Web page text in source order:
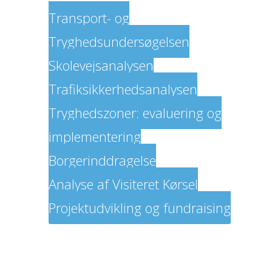
Transport- og
Tryghedsundersøgelsen
Skolevejsanalysen
Trafiksikkerhedsanalysen
Tryghedszoner: evaluering og
implementering
Borgerinddragelse
Analyse af Visiteret Kørsel
Projektudvikling og fundraising